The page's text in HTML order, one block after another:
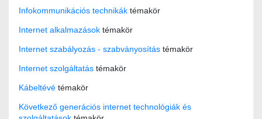
Infokommunikációs technikák témakör
Internet alkalmazások témakör
Internet szabályozás - szabványosítás témakör
Internet szolgáltatás témakör
Kábeltévé témakör
Következő generációs internet technológiák és